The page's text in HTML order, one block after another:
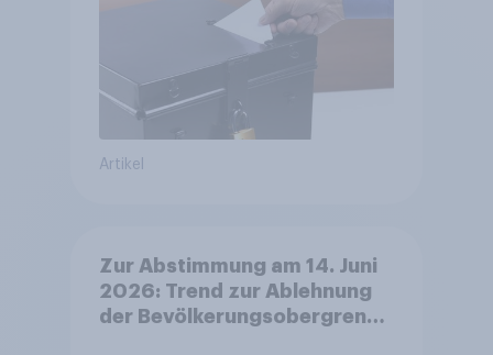
Artikel
Zur Abstimmung am 14. Juni
2026: Trend zur Ablehnung
der Bevölkerungsobergrenze